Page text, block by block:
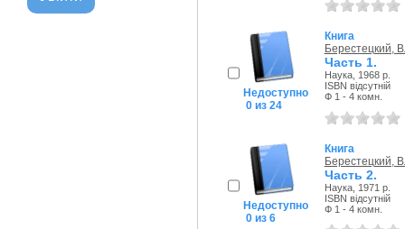
Недоступно
0 из 24
Книга
Берестецкий,
Часть 1.
Наука, 1968 р.
ISBN відсутній
Ф 1 - 4 комн.
Недоступно
0 из 6
Книга
Берестецкий,
Часть 2.
Наука, 1971 р.
ISBN відсутній
Ф 1 - 4 комн.